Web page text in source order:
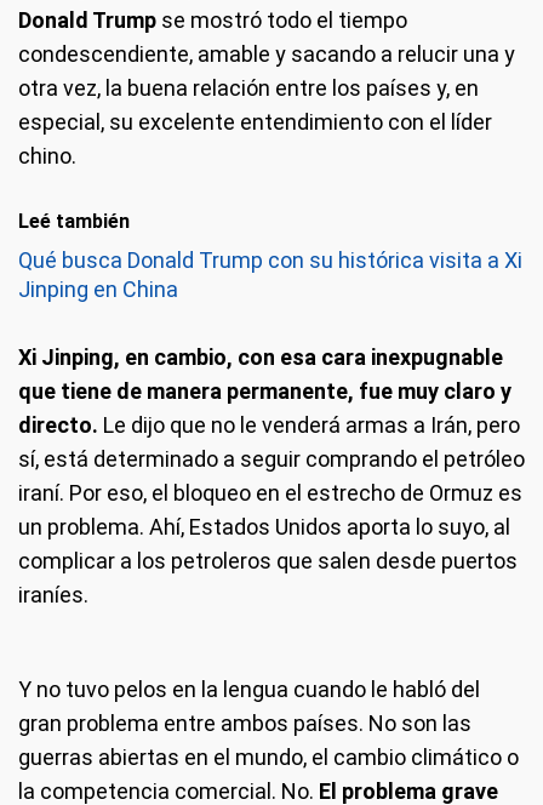
Donald Trump se mostró todo el tiempo
condescendiente, amable y sacando a relucir una y
otra vez, la buena relación entre los países y, en
especial, su excelente entendimiento con el líder
chino.
Leé también
Qué busca Donald Trump con su histórica visita a Xi
Jinping en China
Xi Jinping, en cambio, con esa cara inexpugnable
que tiene de manera permanente, fue muy claro y
directo. Le dijo que no le venderá armas a Irán, pero
sí, está determinado a seguir comprando el petróleo
iraní. Por eso, el bloqueo en el estrecho de Ormuz es
un problema. Ahí, Estados Unidos aporta lo suyo, al
complicar a los petroleros que salen desde puertos
iraníes.
Y no tuvo pelos en la lengua cuando le habló del
gran problema entre ambos países. No son las
guerras abiertas en el mundo, el cambio climático o
la competencia comercial. No. El problema grave